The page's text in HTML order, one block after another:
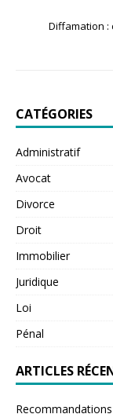
Diffamation :
CATÉGORIES
Administratif
Avocat
Divorce
Droit
Immobilier
Juridique
Loi
Pénal
ARTICLES